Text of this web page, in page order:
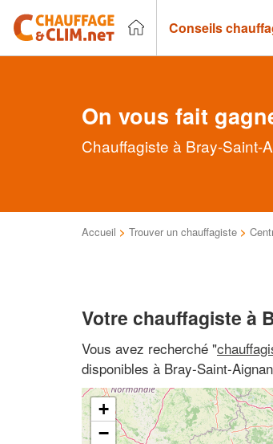
Conseils
On vous fait
Chauffagiste à Bray-Saint-
Accueil > Trouver un chauffagiste >
Votre chauffagiste à
Vous avez recherché "
disponibles à Bray-Saint-
+
−